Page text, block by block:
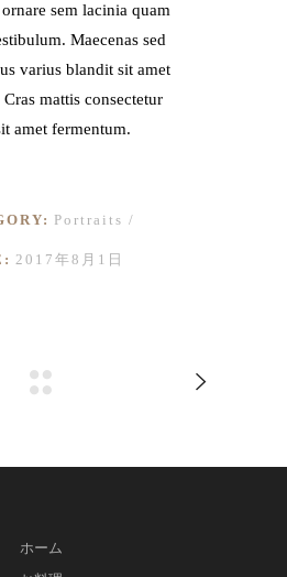
sem lacinia quam
Maecenas sed
varius blandit sit amet
mattis consectetur
amet fermentum.
Portraits
2017年8月1日
ホーム